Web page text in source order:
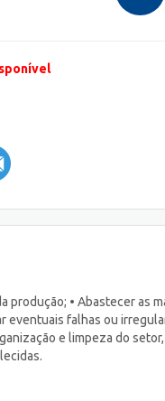
produção; • Abastecer as
eventuais falhas ou
e limpeza do